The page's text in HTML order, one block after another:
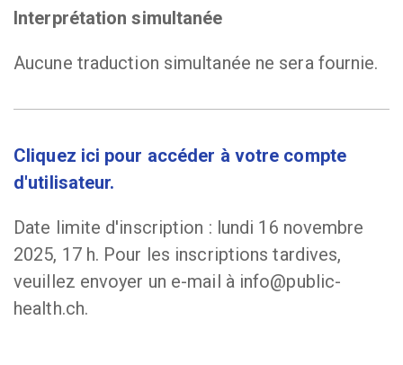
Interprétation simultanée
Aucune traduction simultanée ne sera fournie.
Cliquez ici pour accéder à votre compte
d'utilisateur.
Date limite d'inscription : lundi 16 novembre
2025, 17 h. Pour les inscriptions tardives,
veuillez envoyer un e-mail à info@public-
health.ch.